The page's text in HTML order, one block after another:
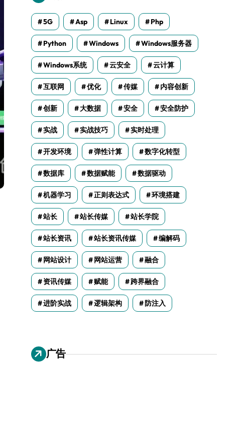
5G Asp Linux Php
Python Windows Windows服务器
Windows系统 云安全 云计算
互联网 优化 传媒 内容创新
创新 大数据 安全 安全防护
实战 实战技巧 实时处理
开发环境 弹性计算 数字化转型
数据库 数据赋能 数据驱动
机器学习 正则表达式 环境搭建
站长 站长传媒 站长学院
站长资讯 站长资讯传媒 编解码
网站设计 网站运营 融合
资讯传媒 赋能 跨界融合
进阶实战 逻辑架构 防注入
广告